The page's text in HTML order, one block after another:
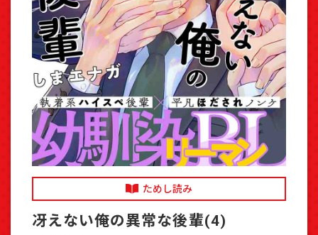
ためし読み
冴えない俺の異常な後輩(4)